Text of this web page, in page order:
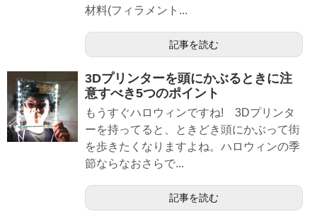
材料(フィラメント...
記事を読む
3Dプリンターを頭にかぶるときに注
意すべき5つのポイント
もうすぐハロウィンですね! 3Dプリンタ
ーを持ってると、ときどき頭にかぶって街
を歩きたくなりますよね。ハロウィンの季
節ならなおさらで...
記事を読む